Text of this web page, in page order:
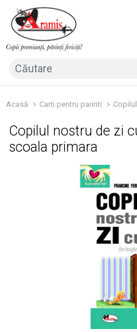
Acasă Carti pentru parinti
Copilul nostru de zi
scoala primara